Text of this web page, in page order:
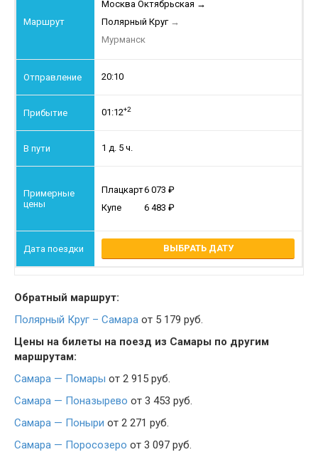
Москва Октябрьская →
Полярный Круг →
Мурманск
20:10
01:12+2
1 д. 5 ч.
Плацкарт6 073
Купе
6 483
ВЫБРАТЬ ДАТУ
Обратный маршрут:
Полярный Круг – Самара от 5 179 руб.
Цены на билеты на поезд из Самары по другим
маршрутам:
Самара — Помары от 2 915 руб.
Самара — Поназырево от 3 453 руб.
Самара — Поныри от 2 271 руб.
Самара — Поросозеро от 3 097 руб.